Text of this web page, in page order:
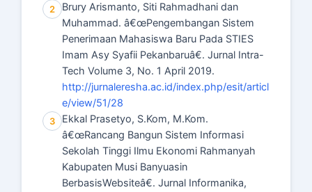
2
Brury Arismanto, Siti Rahmadhani dan
Muhammad. â€œPengembangan Sistem
Penerimaan Mahasiswa Baru Pada STIES
Imam Asy Syafii Pekanbaruâ€. Jurnal Intra-
Tech Volume 3, No. 1 April 2019.
http://jurnaleresha.ac.id/index.php/esit/articl
e/view/51/28
3
Ekkal Prasetyo, S.Kom, M.Kom.
â€œRancang Bangun Sistem Informasi
Sekolah Tinggi Ilmu Ekonomi Rahmanyah
Kabupaten Musi Banyuasin
BerbasisWebsiteâ€. Jurnal Informanika,